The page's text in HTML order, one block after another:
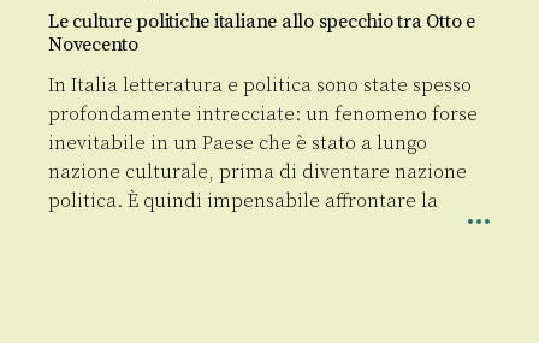
Le culture politiche italiane allo specchio tra Otto e
Novecento
In Italia letteratura e politica sono state spesso
profondamente intrecciate: un fenomeno forse
inevitabile in un Paese che è stato a lungo
nazione culturale, prima di diventare nazione
politica. È quindi impensabile affrontare la